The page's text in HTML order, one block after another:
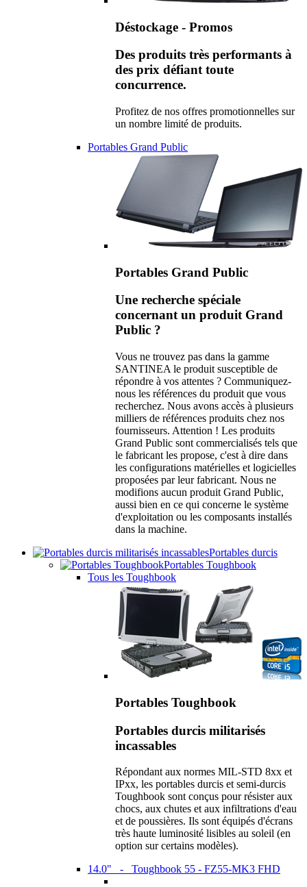
Déstockage - Promos
Des produits très performants à
des prix défiant toute
concurrence.
Profitez de nos offres promotionnelles sur
un nombre limité de produits.
Portables Grand Public
Portables Grand Public
Une recherche spéciale
concernant un produit Grand
Public ?
Vous ne trouvez pas dans la gamme
SANTINEA le produit susceptible de
répondre à vos attentes ? Communiquez-
nous les références du produit que vous
recherchez. Nous avons accès à plusieurs
milliers de références produits chez nos
fournisseurs. Attention ! Les produits
Grand Public sont commercialisés tels que
le fabricant les propose, c'est à dire dans
les configurations matérielles et logicielles
proposées par leur fabricant. Nous ne
modifions aucun produit Grand Public,
aussi bien en ce qui concerne le système
d'exploitation ou les composants installés
dans la machine.
Portables durcis
Portables Toughbook
Tous les Toughbook
Portables Toughbook
Portables durcis militarisés
incassables
Répondant aux normes MIL-STD 8xx et
IPxx, les portables durcis et semi-durcis
Toughbook sont conçus pour résister aux
chocs, aux chutes et aux infiltrations d'eau
et de poussières. Ils sont équipés d'écrans
très haute luminosité lisibles au soleil (en
option sur certains modèles).
14.0" - Toughbook 55 - FZ55-MK3 FHD